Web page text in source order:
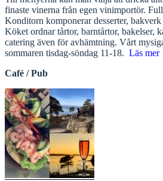
finaste vinerna från egen vinimportör.
Konditorn komponerar desserter,
Köket ordnar tårtor, barntårtor, bakelser,
catering även för avhämtning. Vårt
sommaren tisdag-söndag 11-18. Läs mer
Café / Pub